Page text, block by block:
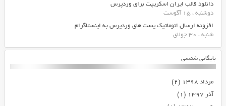
دانلود قالب ایران اسکریپت برای وردپرس
دوشنبه ، 15 آگوست
افزونه ارسال اتوماتیک پست های وردپرس به اینستاگرام
شنبه ، 30 جولای
بایگانی شمسی
مرداد ۱۳۹۸
(۲)
آذر ۱۳۹۷
(۱)